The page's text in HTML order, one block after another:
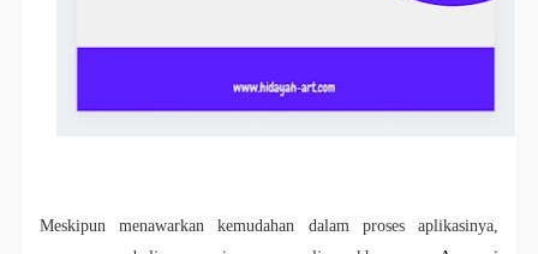
Meskipun menawarkan kemudahan dalam proses aplikasinya,